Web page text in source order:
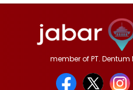
member of PT.